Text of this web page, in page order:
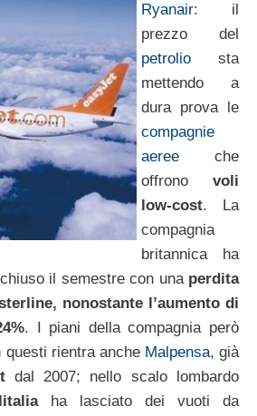
Ryanair: il
prezzo del
petrolio sta
mettendo a
dura prova le
compagnie
aeree che
offrono voli
low-cost. La
compagnia
britannica ha
il semestre con una perdita
nonostante l’aumento di
. I piani della compagnia però
questi rientra anche Malpensa, già
dal 2007; nello scalo lombardo
ha lasciato dei vuoti da